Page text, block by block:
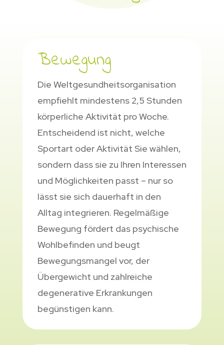
Bewegung
Die Weltgesundheitsorganisation
empfiehlt mindestens 2,5 Stunden
körperliche Aktivität pro Woche.
Entscheidend ist nicht, welche
Sportart oder Aktivität Sie wählen,
sondern dass sie zu Ihren Interessen
und Möglichkeiten passt – nur so
lässt sie sich dauerhaft in den
Alltag integrieren. Regelmäßige
Bewegung fördert das psychische
Wohlbefinden und beugt
Bewegungsmangel vor, der
Übergewicht und zahlreiche
degenerative Erkrankungen
begünstigen kann.